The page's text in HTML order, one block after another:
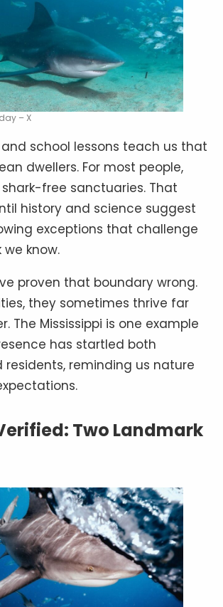
– X
and school lessons teach us that
dwellers. For most people,
shark-free sanctuaries. That
history and science suggest
exceptions that challenge
know.
proven that boundary wrong.
they sometimes thrive far
The Mississippi is one example
has startled both
residents, reminding us nature
Two Landmark